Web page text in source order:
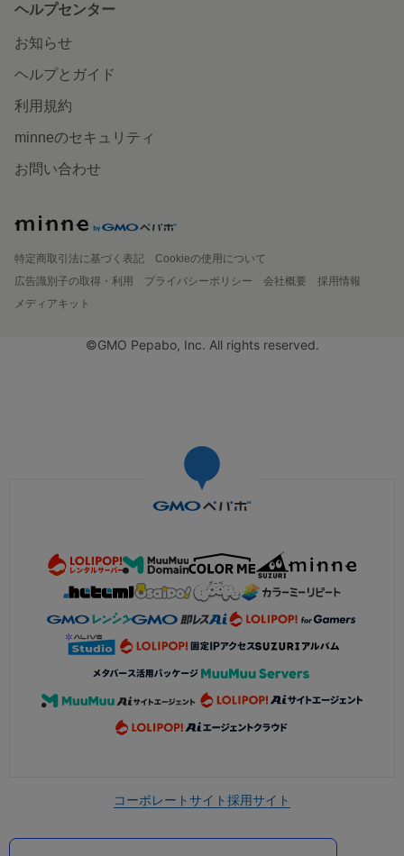
ヘルプセンター
お知らせ
ヘルプとガイド
利用規約
minneのセキュリティ
お問い合わせ
特定商取引法に基づく表記
Cookieの使用について
広告識別子の取得・利用
プライバシーポリシー 会社概要
採用情報
メディアキット
©GMO Pepabo, Inc. All rights reserved.
コーポレートサイト採用サイト